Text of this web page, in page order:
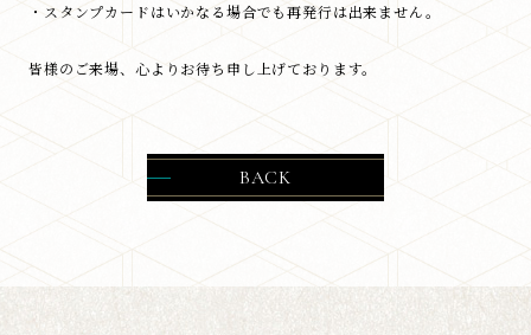
・スタンプカードはいかなる場合でも再発行は出来ません。
皆様のご来場、心よりお待ち申し上げております。
BACK